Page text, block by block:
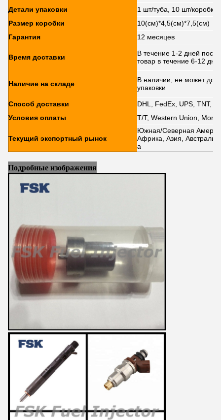
Детали упаковки
1 шт/туба, 10 шт/коробка
Размер коробки
10(см)*4,5(см)*7,5(см)
Гарантия
12 месяцев
Время доставки
В течение 1-2 дней
товар в течение 6-12
Наличие на складе
В наличии, не может
упаковки
Способ доставки
DHL, FedEx, UPS, TNT,
Условия оплаты
T/T, Western Union,
Текущий экспортный рынок
Южная/Северная
Африка, Азия, Австралия
а
Подробные изображения